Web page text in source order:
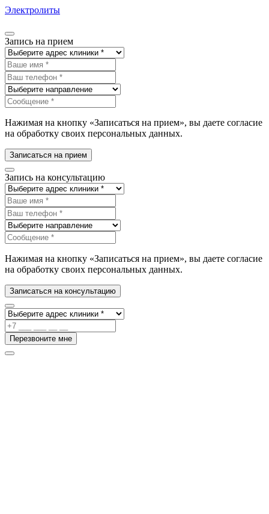
Электролиты
Запись на прием
Нажимая на кнопку «Записаться на прием», вы даете согласие
на обработку своих персональных данных.
Записаться на прием
Запись на консультацию
Нажимая на кнопку «Записаться на прием», вы даете согласие
на обработку своих персональных данных.
Записаться на консультацию
Перезвоните мне